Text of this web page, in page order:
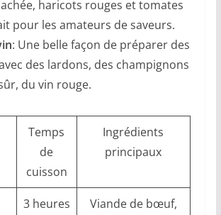
haricots rouges et tomates
pour les amateurs de saveurs.
: Une belle façon de préparer des
des lardons, des champignons
du vin rouge.
Temps
de
cuisson
Ingrédients
principaux
3 heures
Viande de bœuf,